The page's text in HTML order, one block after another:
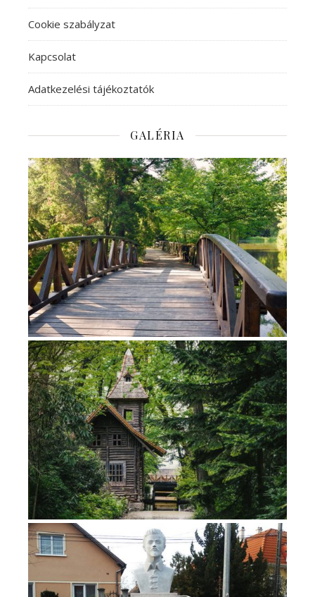
Cookie szabályzat
Kapcsolat
Adatkezelési tájékoztatók
GALÉRIA